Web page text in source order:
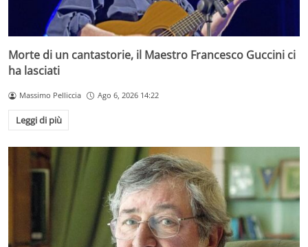
Morte di un cantastorie, il Maestro Francesco Guccini ci
ha lasciati
Massimo Pelliccia Ago 6, 2026 14:22
Leggi di più